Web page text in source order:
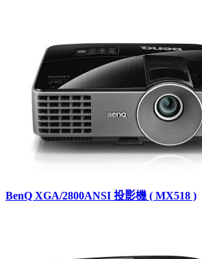
BenQ XGA/2800ANSI 投影機 ( MX518 )